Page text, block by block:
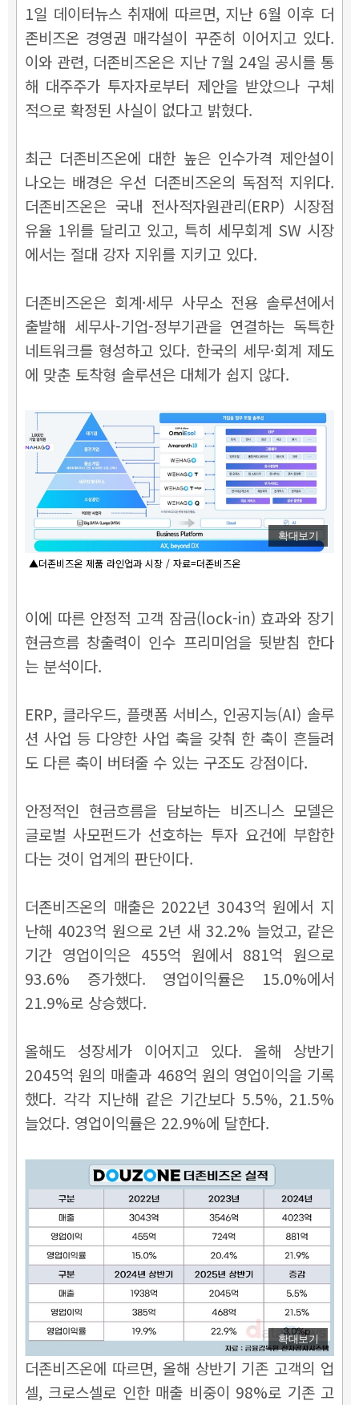
1일 데이터뉴스 취재에 따르면, 지난 6월 이후 더
존비즈온 경영권 매각설이 꾸준히 이어지고 있다.
이와 관련, 더존비즈온은 지난 7월 24일 공시를 통
해 대주주가 투자자로부터 제안을 받았으나 구체
적으로 확정된 사실이 없다고 밝혔다.
최근 더존비즈온에 대한 높은 인수가격 제안설이
나오는 배경은 우선 더존비즈온의 독점적 지위다.
더존비즈온은 국내 전사적자원관리(ERP) 시장점
유율 1위를 달리고 있고, 특히 세무회계 SW 시장
에서는 절대 강자 지위를 지키고 있다.
더존비즈온은 회계·세무 사무소 전용 솔루션에서
출발해 세무사-기업-정부기관을 연결하는 독특한
네트워크를 형성하고 있다. 한국의 세무·회계 제도
에 맞춘 토착형 솔루션은 대체가 쉽지 않다.
확대보기
▲더존비즈온 제품 라인업과 시장 / 자료=더존비즈온
이에 따른 안정적 고객 잠금(lock-in) 효과와 장기
현금흐름 창출력이 인수 프리미엄을 뒷받침 한다
는 분석이다.
ERP, 클라우드, 플랫폼 서비스, 인공지능(AI) 솔루
션 사업 등 다양한 사업 축을 갖춰 한 축이 흔들려
도 다른 축이 버텨줄 수 있는 구조도 강점이다.
안정적인 현금흐름을 담보하는 비즈니스 모델은
글로벌 사모펀드가 선호하는 투자 요건에 부합한
다는 것이 업계의 판단이다.
더존비즈온의 매출은 2022년 3043억 원에서 지
난해 4023억 원으로 2년 새 32.2% 늘었고, 같은
기간 영업이익은 455억 원에서 881억 원으로
93.6% 증가했다. 영업이익률은 15.0%에서
21.9%로 상승했다.
올해도 성장세가 이어지고 있다. 올해 상반기
2045억 원의 매출과 468억 원의 영업이익을 기록
했다. 각각 지난해 같은 기간보다 5.5%, 21.5%
늘었다. 영업이익률은 22.9%에 달한다.
확대보기
더존비즈온에 따르면, 올해 상반기 기존 고객의 업
셀, 크로스셀로 인한 매출 비중이 98%로 기존 고